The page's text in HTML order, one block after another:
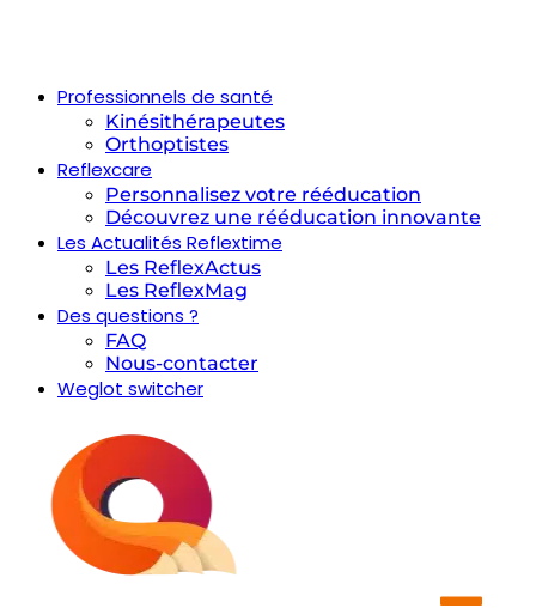
Professionnels de santé
Kinésithérapeutes
Orthoptistes
Reflexcare
Personnalisez votre rééducation
Découvrez une rééducation innovante
Les Actualités Reflextime
Les ReflexActus
Les ReflexMag
Des questions ?
FAQ
Nous-contacter
Weglot switcher